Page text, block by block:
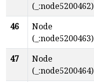
(_:node5200462)
46
Node
(_:node5200463)
47
Node
(_:node5200464)